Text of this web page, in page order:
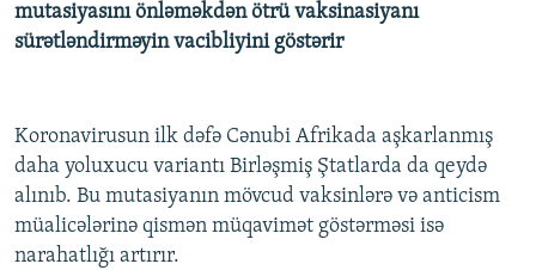
mutasiyasını önləməkdən ötrü vaksinasiyanı
sürətləndirməyin vacibliyini göstərir
Koronavirusun ilk dəfə Cənubi Afrikada aşkarlanmış
daha yoluxucu variantı Birləşmiş Ştatlarda da qeydə
alınıb. Bu mutasiyanın mövcud vaksinlərə və anticism
müalicələrinə qismən müqavimət göstərməsi isə
narahatlığı artırır.